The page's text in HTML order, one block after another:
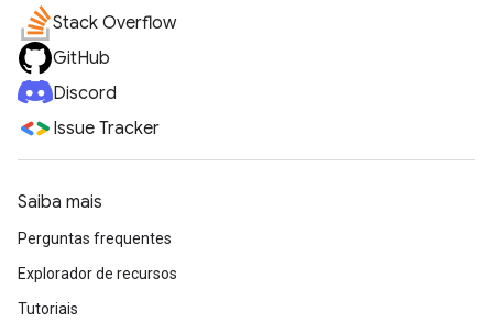
Stack Overflow
GitHub
Discord
Issue Tracker
Saiba mais
Perguntas frequentes
Explorador de recursos
Tutoriais